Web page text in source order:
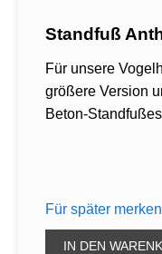
Standfuß
Für unsere
größere Version
Beton-
Für später merken
IN DEN